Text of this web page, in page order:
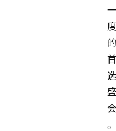
一
度
的
首
选
盛
会
。